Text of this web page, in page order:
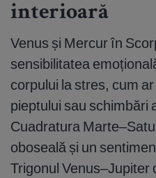
interioară
Venus și Mercur în
sensibilitatea
corpului la stres, cum
pieptului sau schimbări
Cuadratura
oboseală și un
Trigonul Venus–Jupiter